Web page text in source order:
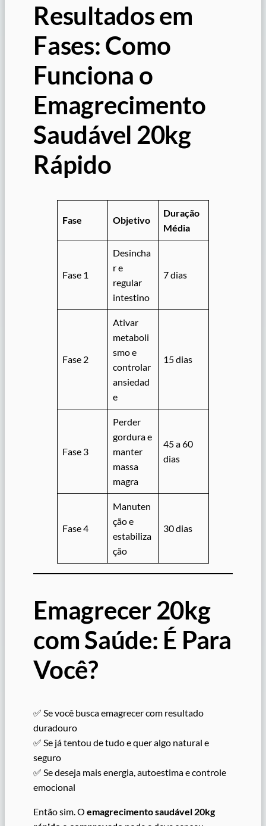
Resultados em
Fases: Como
Funciona o
Emagrecimento
Saudável 20kg
Rápido
Fase Objetivo
Duração
Média
Fase 1
Desincha
r e
regular
intestino
7 dias
Fase 2
Ativar
metaboli
smo e
controlar
ansiedad
e
15 dias
Fase 3
Perder
gordura e
manter
massa
magra
45 a 60
dias
Fase 4
Manuten
ção e
estabiliza
ção
30 dias
Emagrecer 20kg
com Saúde: É Para
Você?
✅ Se você busca emagrecer com resultado
duradouro
✅ Se já tentou de tudo e quer algo natural e
seguro
✅ Se deseja mais energia, autoestima e controle
emocional
Então sim. O emagrecimento saudável 20kg